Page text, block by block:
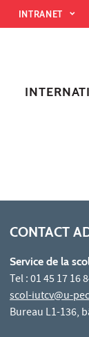
INTRANET
CONTACT
Service de la
Tel : 01 45 17 16
scol-iutcv@u-
Bureau L1-136,